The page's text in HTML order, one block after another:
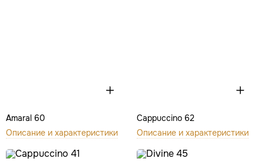
Amaral 60
Описание и характеристики
Cappuccino 62
Описание и характеристики